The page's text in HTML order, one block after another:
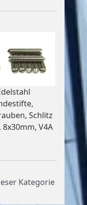
Schlitz
V4A
Kategorie